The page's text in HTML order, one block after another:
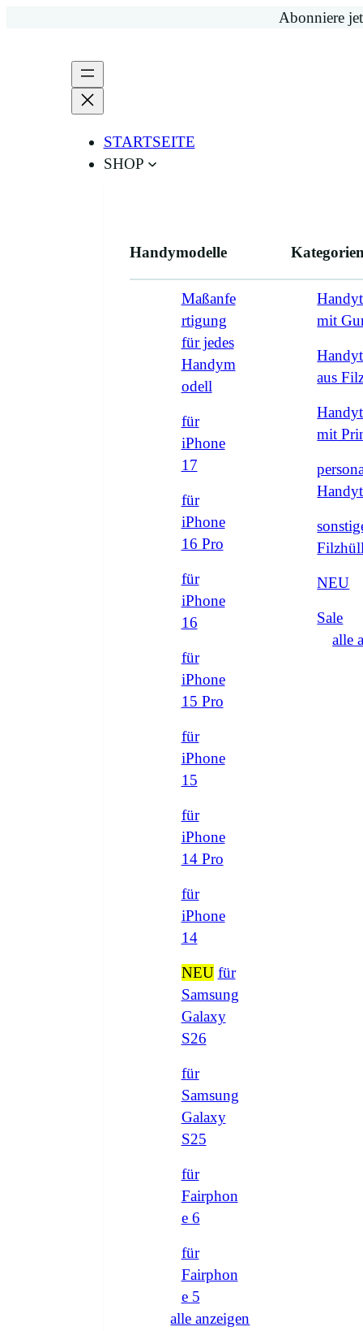
Abonniere
STARTSEITE
SHOP
Handymodelle
Maßanfe
rtigung
für jedes
Handym
odell
für
iPhone
17
für
iPhone
16 Pro
für
iPhone
16
für
iPhone
15 Pro
für
iPhone
15
für
iPhone
14 Pro
für
iPhone
14
NEU für
Samsung
Galaxy
S26
für
Samsung
Galaxy
S25
für
Fairphon
e 6
für
Fairphon
e 5
alle anzeigen
mit
aus
mit
NEU
Sale
alle